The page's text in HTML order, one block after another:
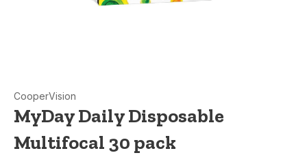
CooperVision
MyDay Daily Disposable
Multifocal 30 pack